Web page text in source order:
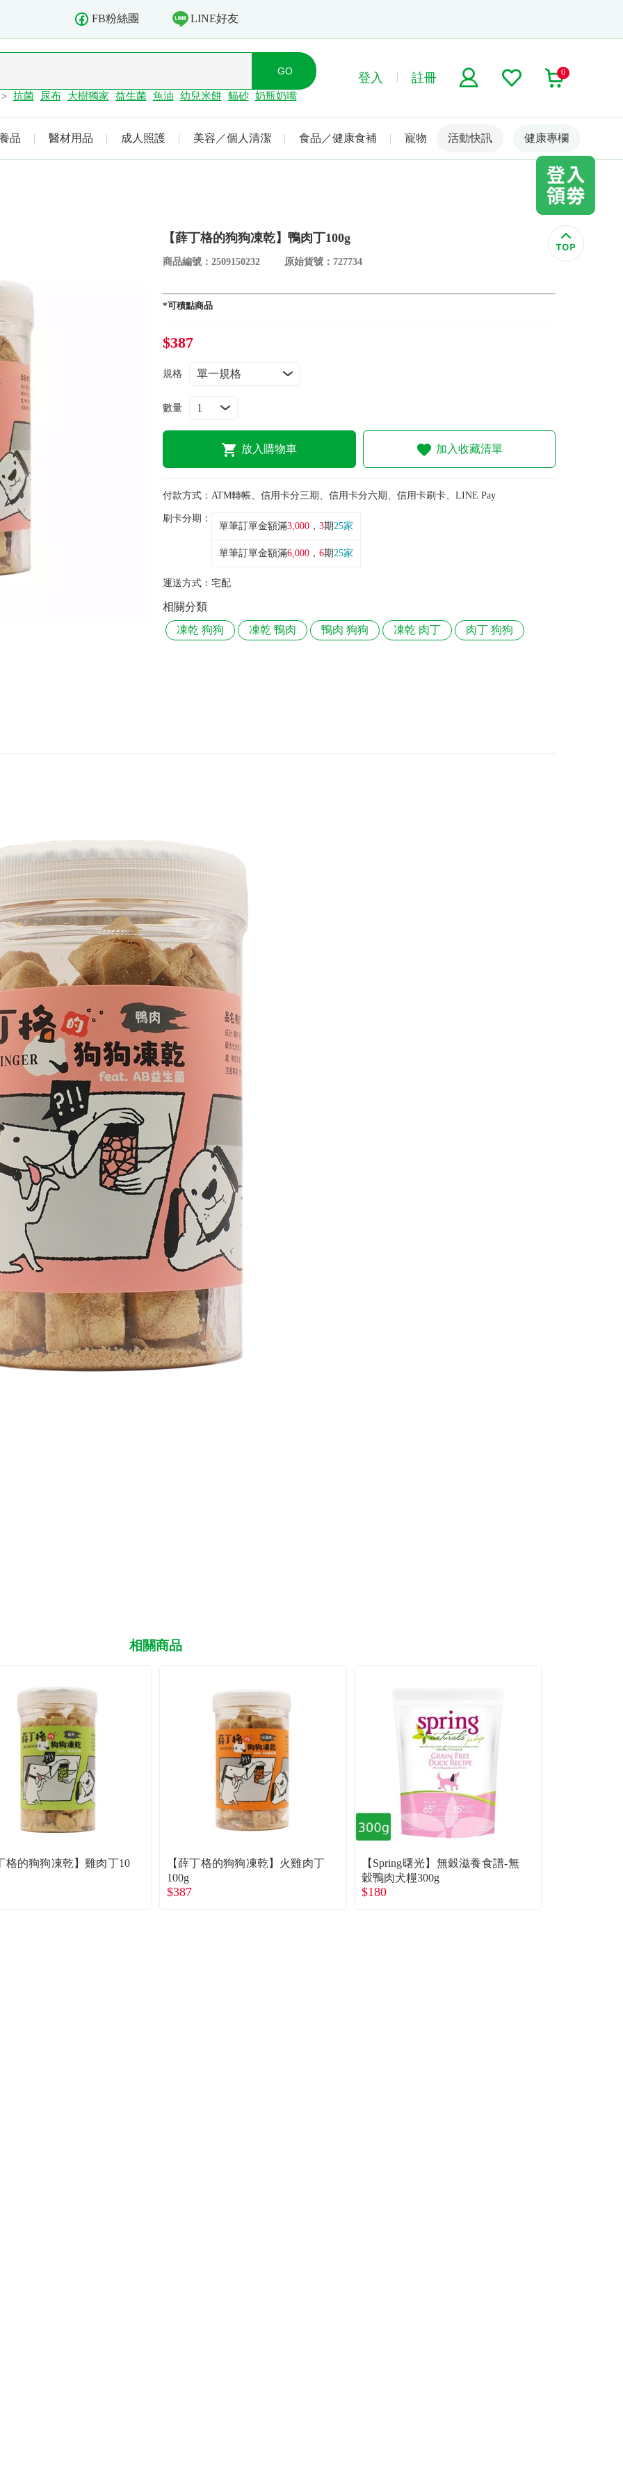
FB粉絲團 LINE好友
抗菌 尿布 大樹獨家 益生菌 魚油 幼兒米餅 貓砂 奶瓶奶嘴
登入 註冊 0
品 醫材用品 成人照護 美容／個人清潔 食品／健康食補 寵物 名人嚴選
活動快訊 健康專欄
【薛丁格的狗狗凍乾】鴨肉丁100g
商品編號：2509150232 原始貨號：727734
*可積點商品
$387
規格
數量
放入購物車 加入收藏清單
付款方式： ATM轉帳、信用卡分三期、信用卡分六期、信用卡刷卡、LINE Pay
刷卡分期：
單筆訂單金額滿3,000 ， 3期25家
單筆訂單金額滿6,000 ， 6期25家
運送方式： 宅配
相關分類
凍乾 狗狗
凍乾 鴨肉 鴨肉 狗狗 凍乾 肉丁 肉丁 狗狗
相關商品
格的狗狗凍乾】雞肉丁10
【薛丁格的狗狗凍乾】火雞肉丁
100g
$387
【Spring曙光】無穀滋養食譜-無
穀鴨肉犬糧300g
$180